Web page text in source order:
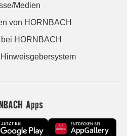
Medien
von HORNBACH
HORNBACH
Apps